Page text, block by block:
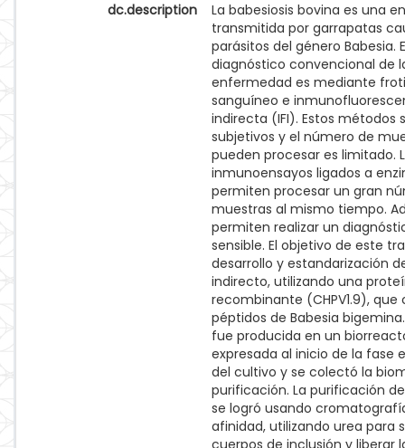
dc.description
La babesiosis bovina es una
transmitida por garrapatas
parásitos del género Babesia.
diagnóstico convencional de
enfermedad es mediante
sanguíneo e
indirecta (IFI). Estos métodos
subjetivos y el número de
pueden procesar es limitado.
inmunoensayos ligados a
permiten procesar un gran
muestras al mismo tiempo.
permiten realizar un
sensible. El objetivo de este
desarrollo y estandarización de
indirecto, utilizando una
recombinante (CHPV1.9),
péptidos de Babesia
fue producida en un
expresada al inicio de la fase
del cultivo y se colectó la
purificación. La purificación de
se logró usando
afinidad, utilizando urea para
cuerpos de inclusión y liberar